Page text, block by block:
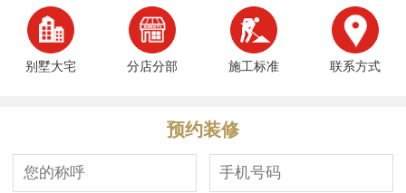
别墅大宅 分店分部 施工标准 联系方式
预约装修